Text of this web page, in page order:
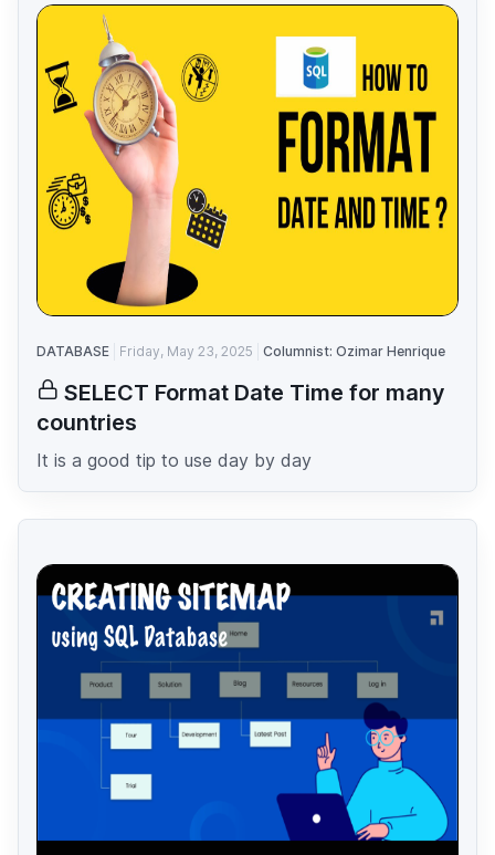
DATABASE Friday, May 23, 2025 Columnist: Ozimar Henrique
SELECT Format Date Time for many
countries
It is a good tip to use day by day